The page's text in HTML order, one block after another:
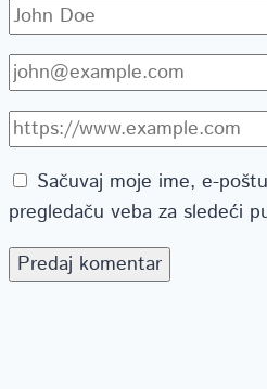
Sačuvaj moje ime, e-
pregledaču veba za sledeći